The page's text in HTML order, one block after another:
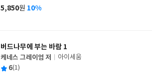
사
가
5,850원 10%
버드나무에 부는 바람 1
글
쓴
케네스 그레이엄 저
출
아이세움
평 6(1)